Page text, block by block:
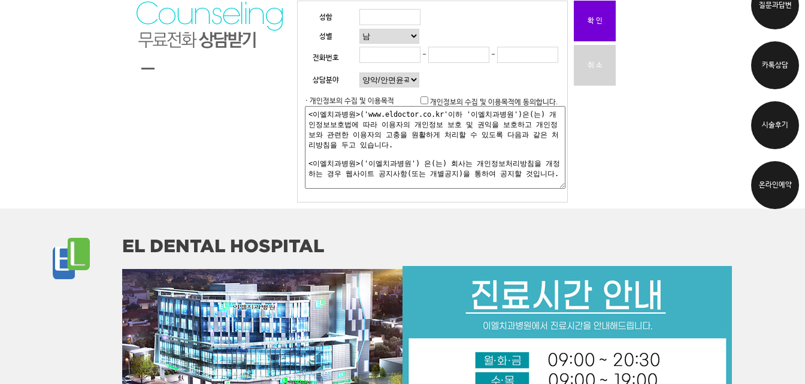
성함
성별
전화번호 - -
상담분야
· 개인정보의 수집 및 이용목적 개인정보의 수집 및 이용목적에 동의합니다.
확 인
취 소
EL DENTAL HOSPITAL
질문과답변
카톡상담
시술후기
온라인예약